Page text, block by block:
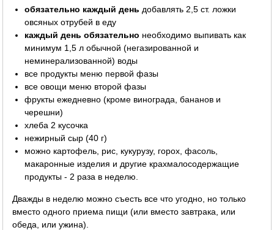
обязательно каждый день добавлять 2,5 ст. ложки
овсяных отрубей в еду
каждый день обязательно необходимо выпивать как
минимум 1,5 л обычной (негазированной и
неминерализованной) воды
все продукты меню первой фазы
все овощи меню второй фазы
фрукты ежедневно (кроме винограда, бананов и
черешни)
хлеба 2 кусочка
нежирный сыр (40 г)
можно картофель, рис, кукурузу, горох, фасоль,
макаронные изделия и другие крахмалосодержащие
продукты - 2 раза в неделю.
Дважды в неделю можно съесть все что угодно, но только
вместо одного приема пищи (или вместо завтрака, или
обеда, или ужина).